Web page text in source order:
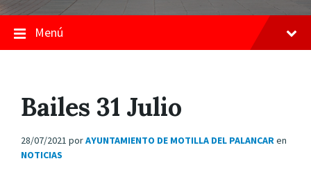
Menú
Bailes 31 Julio
28/07/2021 porAYUNTAMIENTO DE MOTILLA DEL PALANCARen
NOTICIAS